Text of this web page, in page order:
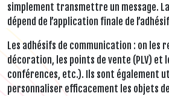
simplement transmettre un message.
dépend de l’application finale de
Les adhésifs de communication : on les
décoration, les points de vente (PLV) et
conférences, etc.). Ils sont également
personnaliser efficacement les objets